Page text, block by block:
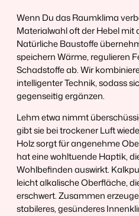
Wenn Du das Raumklima
Materialwahl oft der Hebel mit
Natürliche Baustoffe
speichern Wärme, regulieren
Schadstoffe ab. Wir
intelligenter Technik, sodass
gegenseitig ergänzen.
Lehm etwa nimmt
gibt sie bei trockener Luft
Holz sorgt für angenehme
hat eine wohltuende Haptik,
Wohlbefinden auswirkt.
leicht alkalische Oberfläche,
erschwert. Zusammen
stabileres, gesünderes